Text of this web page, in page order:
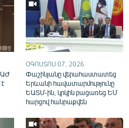
կայքերը
ԱԺ
ՕԳՈՍՏՈՍ 07, 2026
Փաշինյանը վերահաստատեց
Երևանի հավատարմությունը
ԵԱՏՄ-ին, կրկին բացառեց ԵՄ
հարցով հանրաքվեն